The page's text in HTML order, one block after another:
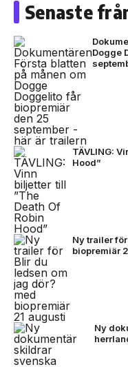
Senaste
Dogge
TÄVLING:
Hood”
Ny trailer
biopremiär
Ny